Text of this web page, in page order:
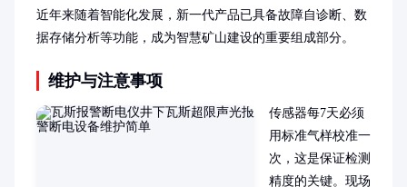
近年来随着智能化发展，新一代产品已具备故障自诊断、数
据存储分析等功能，成为智慧矿山建设的重要组成部分。
维护与注意事项
传感器每7天必须
用标准气样校准一
次，这是保证检测
精度的关键。现场